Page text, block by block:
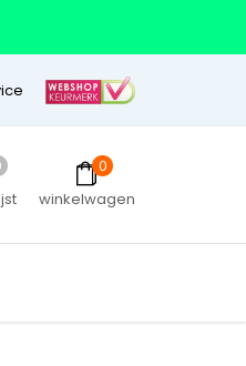
0
winkelwagen